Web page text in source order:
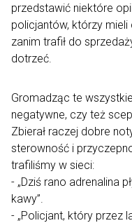
przedstawić niektóre
policjantów, którzy mieli
zanim trafił do
dotrzeć.
Gromadząc te
negatywne, czy też
Zbierał raczej dobre
sterowność i
trafiliśmy w sieci:
- „Dziś rano adrenalina
kawy”.
- „Policjant, który przez